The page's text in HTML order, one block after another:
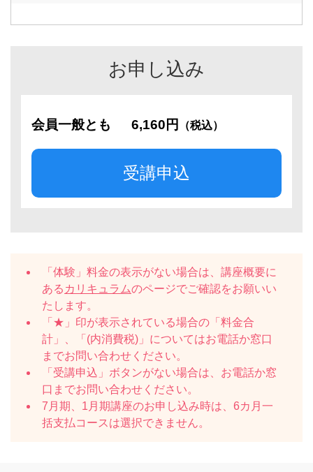
お申し込み
会員一般とも 6,160円 （税込）
受講申込
「体験」料金の表示がない場合は、講座概要に
ある カリキュラムのページでご確認をお願いい
たします。
「★」印が表示されている場合の「料金合
計」、「(内消費税)」についてはお電話か窓口
までお問い合わせください。
「受講申込」ボタンがない場合は、お電話か窓
口までお問い合わせください。
7月期、1月期講座のお申し込み時は、6カ月一
括支払コースは選択できません。